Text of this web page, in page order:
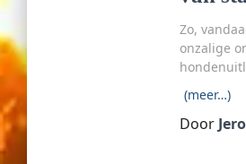
Zo,
onzalige
(meer…)
Door